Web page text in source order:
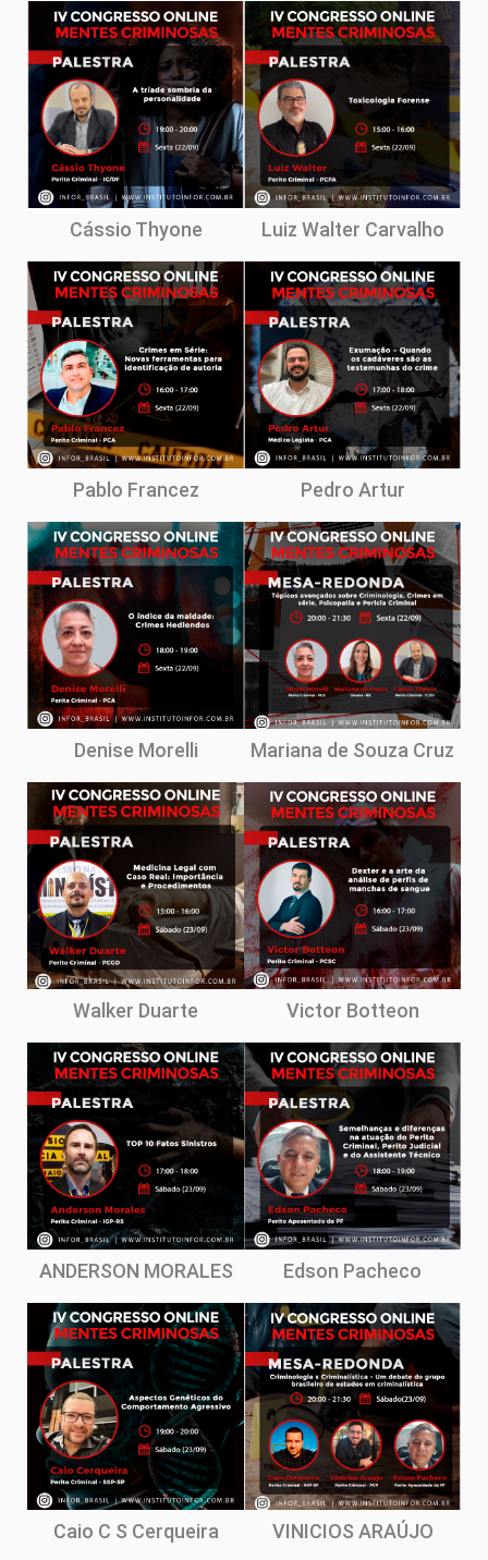
Cássio Thyone Luiz Walter Carvalho
Pablo Francez Pedro Artur
Denise Morelli Mariana de Souza Cruz
Walker Duarte Victor Botteon
ANDERSON MORALES Edson Pacheco
Caio C S Cerqueira VINICIOS ARAÚJO